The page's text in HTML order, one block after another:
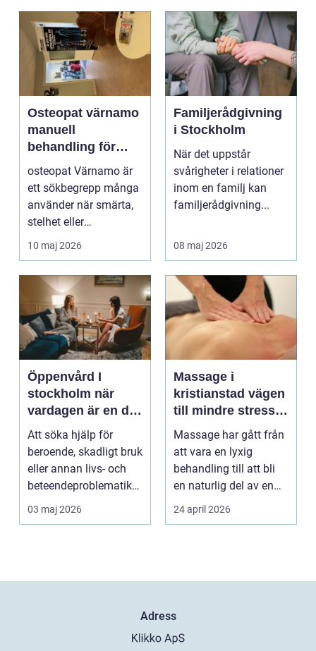
Osteopat värnamo
manuell
behandling för
minskad smärta
och Ökad rörlighet
osteopat Värnamo är
ett sökbegrepp många
använder när smärta,
stelhet eller
återkommande värk
börjar...
10 maj 2026
Familjerådgivning
i Stockholm
När det uppstår
svårigheter i relationer
inom en familj kan
familjerådgivning...
08 maj 2026
Öppenvård I
stockholm när
vardagen är en del
av behandlingen
Att söka hjälp för
beroende, skadligt bruk
eller annan livs- och
beteendeproblematik
är ett stort st...
03 maj 2026
Massage i
kristianstad vägen
till mindre stress
och mer energi i
vardagen
Massage har gått från
att vara en lyxig
behandling till att bli
en naturlig del av en
hållbar livsst...
24 april 2026
Adress